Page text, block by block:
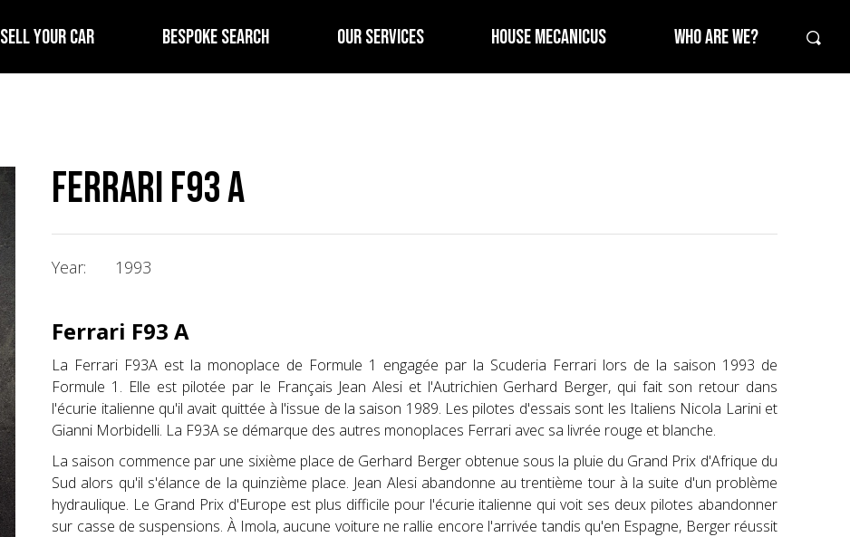
SELL YOUR CAR BESPOKE SEARCH OUR SERVICES HOUSE MECANICUS WHO ARE WE?
Ferrari F93 A
Year: 1993
Ferrari F93 A
La Ferrari F93A est la monoplace de Formule 1 engagée par la Scuderia Ferrari lors de la saison 1993 de
Formule 1. Elle est pilotée par le Français Jean Alesi et l'Autrichien Gerhard Berger, qui fait son retour dans
l'écurie italienne qu'il avait quittée à l'issue de la saison 1989. Les pilotes d'essais sont les Italiens Nicola Larini et
Gianni Morbidelli. La F93A se démarque des autres monoplaces Ferrari avec sa livrée rouge et blanche.
La saison commence par une sixième place de Gerhard Berger obtenue sous la pluie du Grand Prix d'Afrique du
Sud alors qu'il s'élance de la quinzième place. Jean Alesi abandonne au trentième tour à la suite d'un problème
hydraulique. Le Grand Prix d'Europe est plus difficile pour l'écurie italienne qui voit ses deux pilotes abandonner
sur casse de suspensions. À Imola, aucune voiture ne rallie encore l'arrivée tandis qu'en Espagne, Berger réussit